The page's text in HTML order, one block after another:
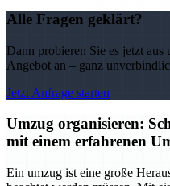
Alle Fragen geklärt?
Dann probieren Sie es jetzt
Angebot an – ganz
Jetzt Anfrage starten
Umzug organisieren:
mit einem erfahrenen
Ein umzug ist eine große